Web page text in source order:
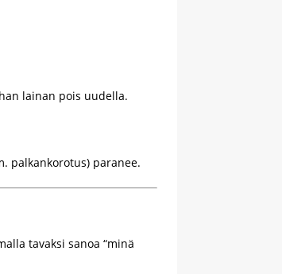
lainan pois uudella.
palkankorotus) paranee.
tavaksi sanoa “minä